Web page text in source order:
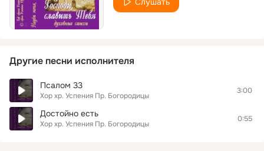
Другие песни исполнителя
Псалом 33
Хор хр. Успения Пр. Богородицы
3:00
Достойно есть
Хор хр. Успения Пр. Богородицы
0:55